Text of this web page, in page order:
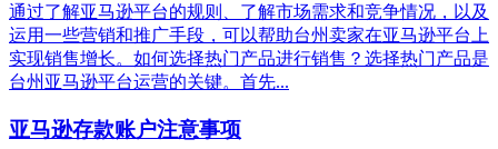
通过了解亚马逊平台的规则、了解市场需求和竞争情况，以及
运用一些营销和推广手段，可以帮助台州卖家在亚马逊平台上
实现销售增长。如何选择热门产品进行销售？选择热门产品是
台州亚马逊平台运营的关键。首先...
亚马逊存款账户注意事项